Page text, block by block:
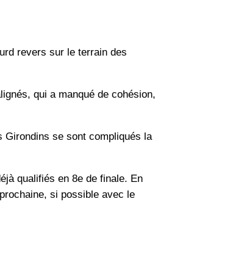
revers sur le terrain des
qui a manqué de cohésion,
Girondins se sont compliqués la
qualifiés en 8e de finale. En
si possible avec le